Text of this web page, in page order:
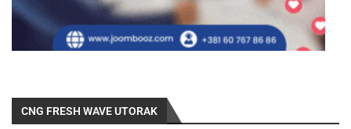
CNG FRESH WAVE UTORAK